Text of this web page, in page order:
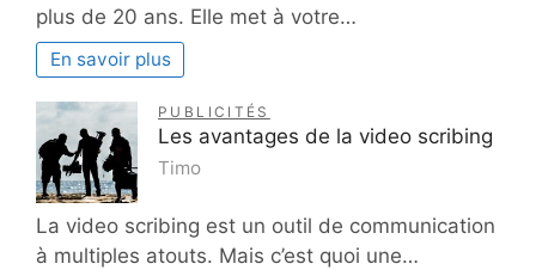
plus de 20 ans. Elle met à votre…
En savoir plus
PUBLICITÉS
Les avantages de la video scribing
Timo
La video scribing est un outil de communication
à multiples atouts. Mais c’est quoi une…